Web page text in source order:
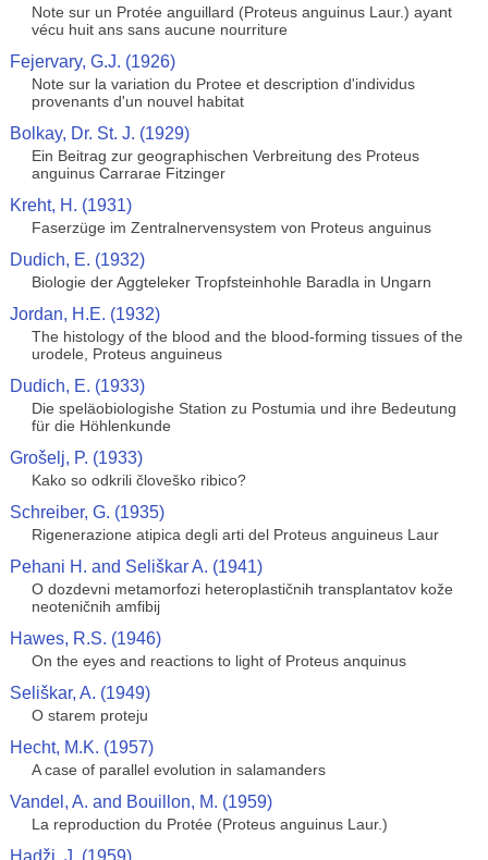
Note sur un Protée anguillard (Proteus anguinus Laur.) ayant
vécu huit ans sans aucune nourriture
Fejervary, G.J. (1926)
Note sur la variation du Protee et description d'individus
provenants d'un nouvel habitat
Bolkay, Dr. St. J. (1929)
Ein Beitrag zur geographischen Verbreitung des Proteus
anguinus Carrarae Fitzinger
Kreht, H. (1931)
Faserzüge im Zentralnervensystem von Proteus anguinus
Dudich, E. (1932)
Biologie der Aggteleker Tropfsteinhohle Baradla in Ungarn
Jordan, H.E. (1932)
The histology of the blood and the blood-forming tissues of the
urodele, Proteus anguineus
Dudich, E. (1933)
Die speläobiologishe Station zu Postumia und ihre Bedeutung
für die Höhlenkunde
Grošelj, P. (1933)
Kako so odkrili človeško ribico?
Schreiber, G. (1935)
Rigenerazione atipica degli arti del Proteus anguineus Laur
Pehani H. and Seliškar A. (1941)
O dozdevni metamorfozi heteroplastičnih transplantatov kože
neoteničnih amfibij
Hawes, R.S. (1946)
On the eyes and reactions to light of Proteus anquinus
Seliškar, A. (1949)
O starem proteju
Hecht, M.K. (1957)
A case of parallel evolution in salamanders
Vandel, A. and Bouillon, M. (1959)
La reproduction du Protée (Proteus anguinus Laur.)
Hadži, J. (1959)